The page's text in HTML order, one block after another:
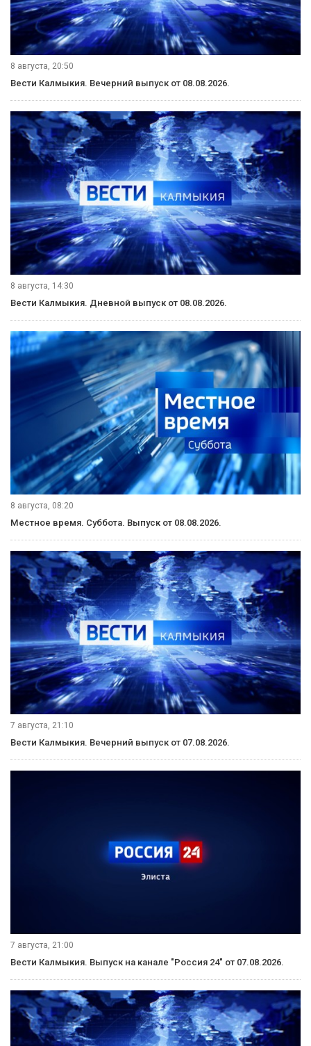
9 августа, 11:40
9 августа, 08:20
9 августа, 08:00
8 августа, 20:50
8 августа, 14:30